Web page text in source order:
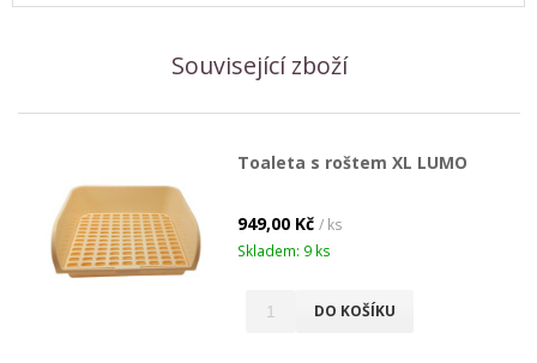
Související zboží
Toaleta s roštem XL LUMO
949,00 Kč / ks
Skladem: 9 ks
DO KOŠÍKU